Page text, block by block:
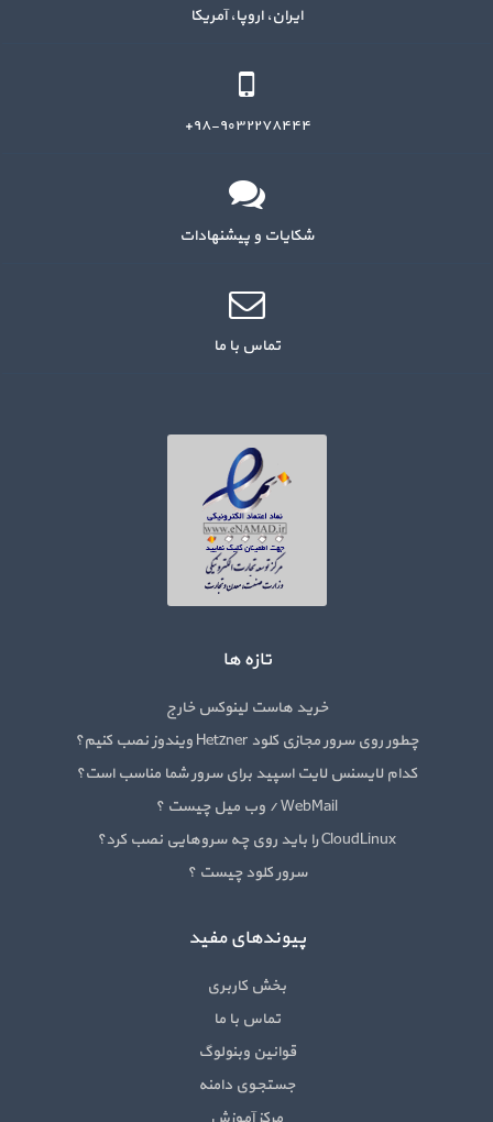
ایران، اروپا، آمریکا
۹۸-۹۰۳۲۲۷۸۴۴۴+
شکایات و پیشنهادات
تماس با ما
تازه ها
خرید هاست لینوکس خارج
چطور روی سرور مجازی کلود Hetzner ویندوز نصب کنیم؟
کدام لایسنس لایت اسپید برای سرور شما مناسب است؟
WebMail / وب میل چیست ؟
CloudLinux را باید روی چه سروهایی نصب کرد؟
سرور کلود چیست ؟
پیوندهای مفید
بخش کاربری
تماس با ما
قوانین وبنولوگ
جستجوی دامنه